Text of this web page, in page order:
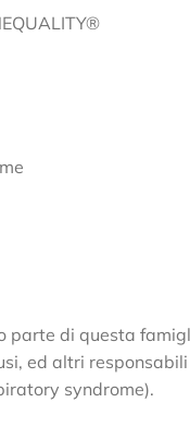
parte di questa
ed altri
syndrome).